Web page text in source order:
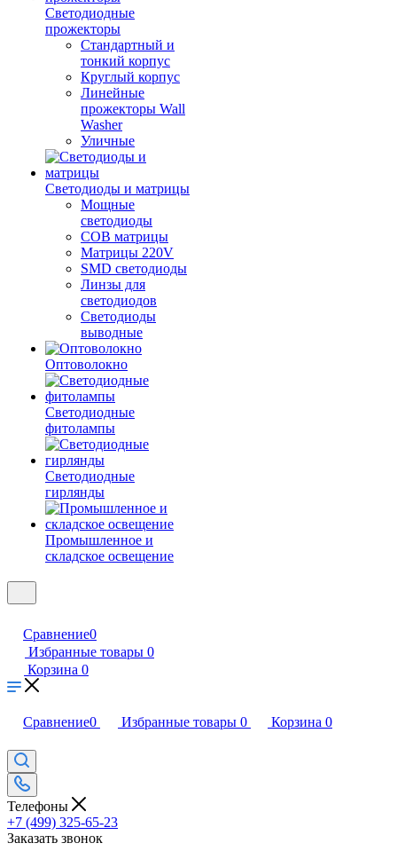
Светодиодные
прожекторы
Стандартный и
тонкий корпус
Круглый корпус
Линейные
прожекторы Wall
Washer
Уличные
Светодиоды и матрицы
Мощные
светодиоды
COB матрицы
Матрицы 220V
SMD светодиоды
Линзы для
светодиодов
Светодиоды
выводные
Оптоволокно
Светодиодные
фитолампы
Светодиодные
гирлянды
Промышленное и
складское освещение
Сравнение0
Избранные товары 0
Корзина 0
Сравнение0 Избранные товары 0 Корзина 0
Телефоны
+7 (499) 325-65-23
Заказать звонок